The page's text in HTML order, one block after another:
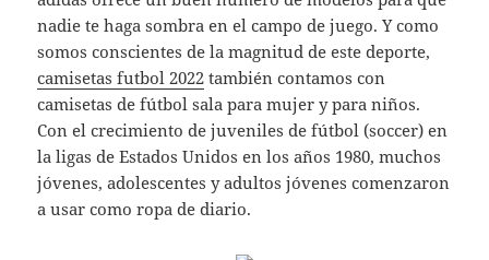
nadie te haga sombra en el campo de juego. Y como
somos conscientes de la magnitud de este deporte,
camisetas futbol 2022 también contamos con
camisetas de fútbol sala para mujer y para niños.
Con el crecimiento de juveniles de fútbol (soccer) en
la ligas de Estados Unidos en los años 1980, muchos
jóvenes, adolescentes y adultos jóvenes comenzaron
a usar como ropa de diario.